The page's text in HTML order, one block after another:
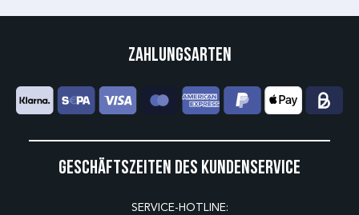
Geschäftszeiten des Kundenservice
SERVICE-HOTLINE:
Zahlungsarten